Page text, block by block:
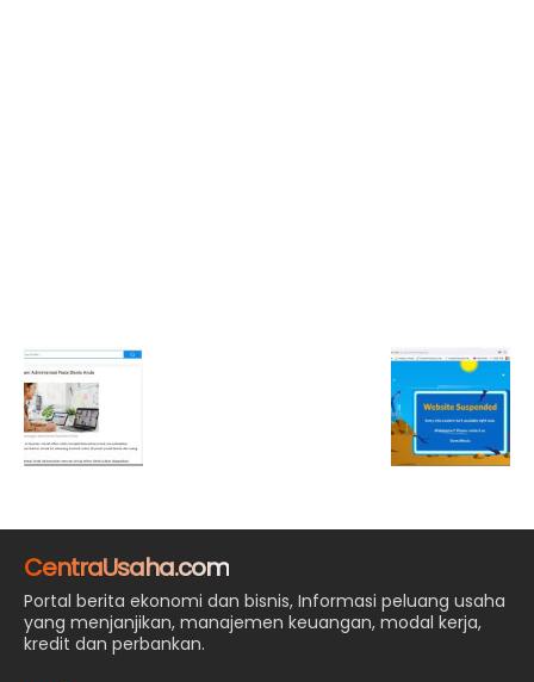
CentraUsaha.com
Portal berita ekonomi dan bisnis, Informasi peluang usaha
yang menjanjikan, manajemen keuangan, modal kerja,
kredit dan perbankan.